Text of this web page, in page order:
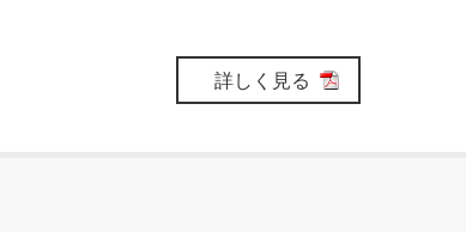
詳しく見る